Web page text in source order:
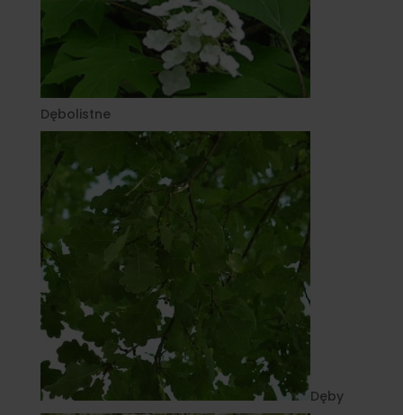
Dębolistne
Dęby